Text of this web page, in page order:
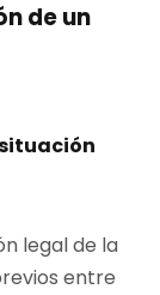
de un
situación
legal de la
entre